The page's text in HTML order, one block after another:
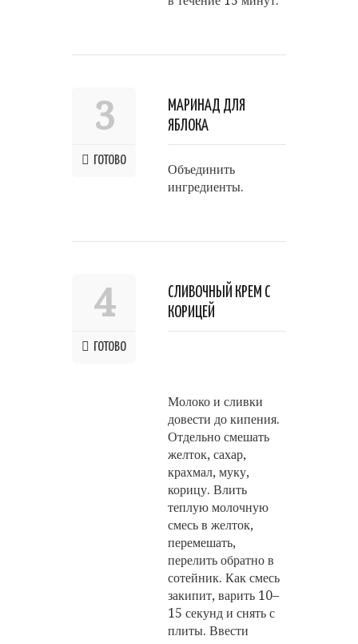
3
ГОТОВО
МАРИНАД ДЛЯ
ЯБЛОКА
Объединить
ингредиенты.
4
ГОТОВО
СЛИВОЧНЫЙ КРЕМ С
КОРИЦЕЙ
Молоко и сливки
довести до кипения.
Отдельно смешать
желток, сахар,
крахмал, муку,
корицу. Влить
теплую молочную
смесь в желток,
перемешать,
перелить обратно в
сотейник. Как смесь
закипит, варить 10–
15 секунд и снять с
плиты. Ввести